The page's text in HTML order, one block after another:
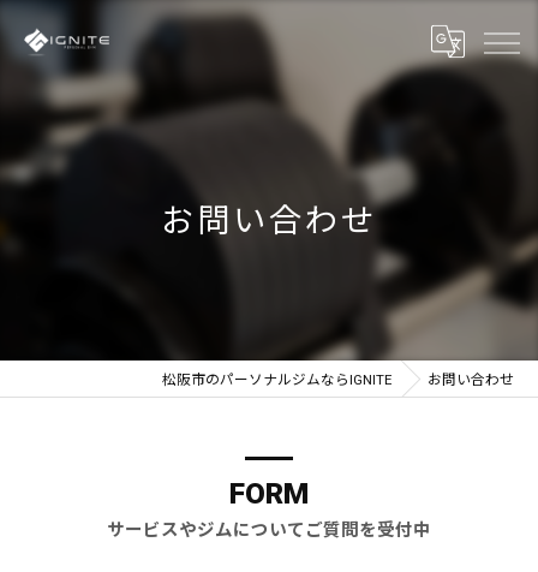
お問い合わせ
松阪市のパーソナルジムならIGNITE お問い合わせ
サービスやジムについてご質問を受付中
FORM